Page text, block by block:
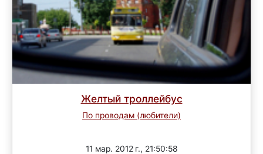
Желтый троллейбус
По проводам (любители)
11 мар. 2012 г., 21:50:58